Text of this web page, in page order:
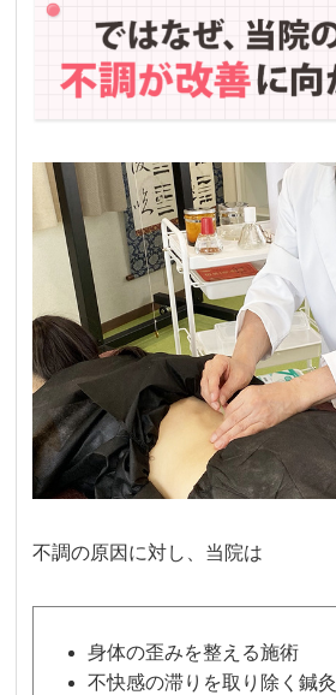
不調の原因に対し、当院は
身体の歪みを整える施術
不快感の滞りを取り除く鍼灸